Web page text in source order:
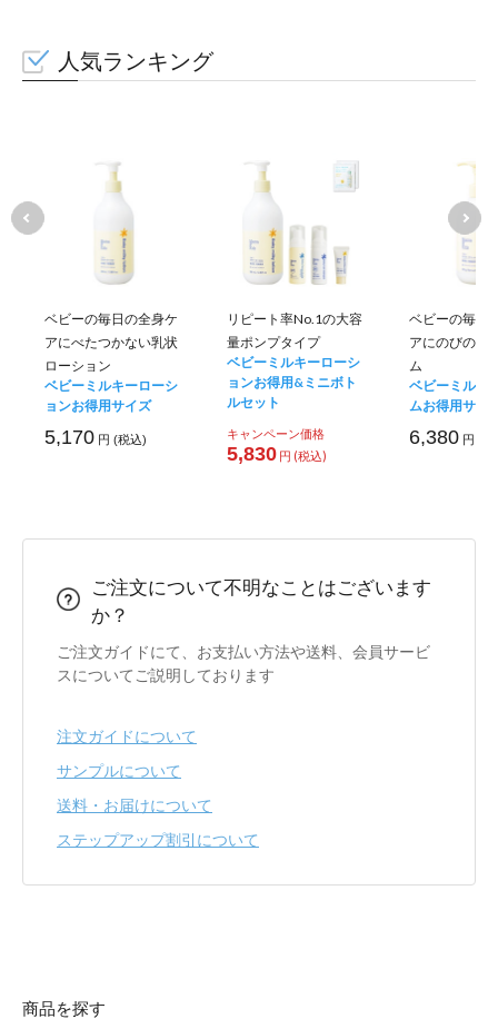
人気ランキング
ベビーの毎日の全身ケ
アにべたつかない乳状
ローション
ベビーミルキーローシ
ョンお得用サイズ
5,170 円 (税込)
リピート率No.1の大容
量ポンプタイプ
ベビーミルキーローシ
ョンお得用&ミニボト
ルセット
キャンペーン価格
5,830 円 (税込)
ベビーの毎日
アにのびのい
ム
ベビーミルキ
ムお得用サイ
6,380 円 (税
ご注文について不明なことはございます
か？
ご注文ガイドにて、お支払い方法や送料、会員サービ
スについてご説明しております
注文ガイドについて
サンプルについて
送料・お届けについて
ステップアップ割引について
商品を探す